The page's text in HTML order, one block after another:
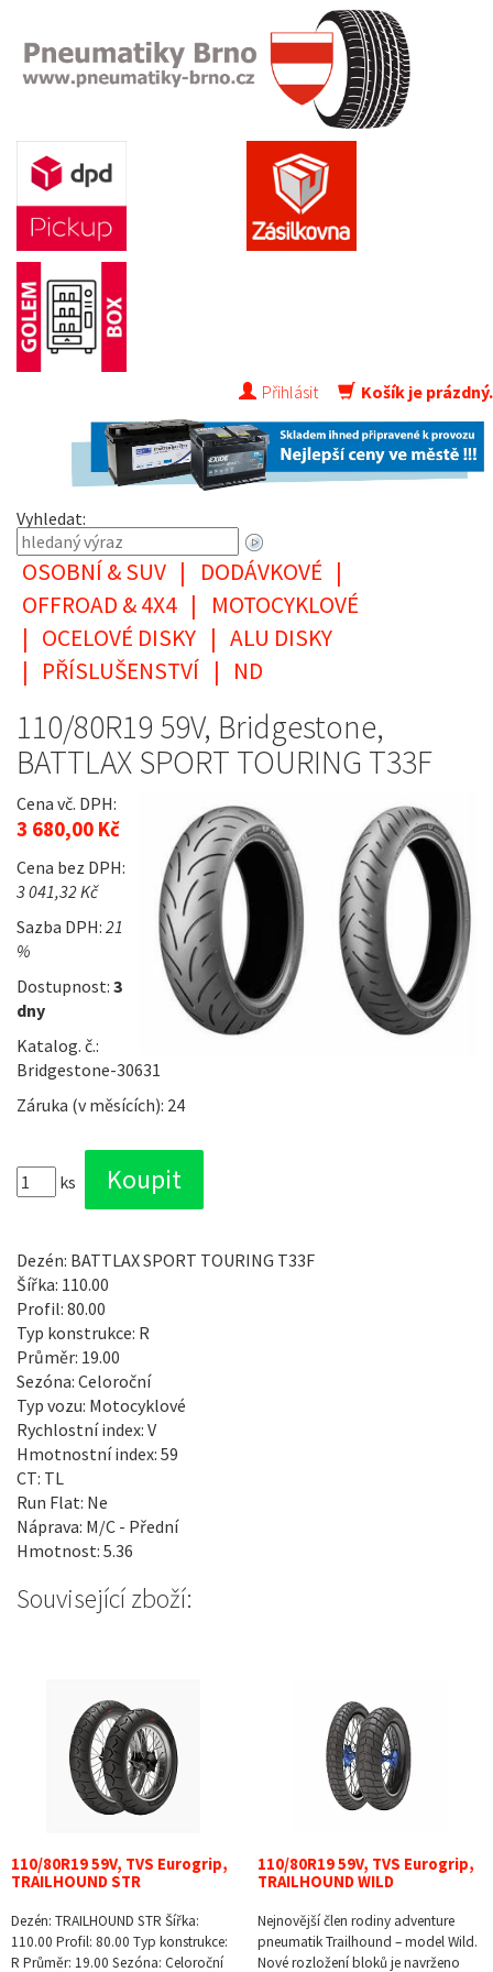
Přihlásit Košík je prázdný.
Vyhledat:
OSOBNÍ & SUV | DODÁVKOVÉ |
OFFROAD & 4X4 |
MOTOCYKLOVÉ
| OCELOVÉ DISKY | ALU DISKY
| PŘÍSLUŠENSTVÍ | ND
110/80R19 59V, Bridgestone,
BATTLAX SPORT TOURING T33F
Cena vč. DPH:
3 680,00 Kč
Cena bez DPH:
3 041,32 Kč
Sazba DPH: 21
%
Dostupnost: 3
dny
Katalog. č.:
Bridgestone-30631
Záruka (v měsících): 24
ks
Dezén: BATTLAX SPORT TOURING T33F
Šířka: 110.00
Profil: 80.00
Typ konstrukce: R
Průměr: 19.00
Sezóna: Celoroční
Typ vozu: Motocyklové
Rychlostní index: V
Hmotnostní index: 59
CT: TL
Run Flat: Ne
Náprava: M/C - Přední
Hmotnost: 5.36
Související zboží:
110/80R19 59V, TVS Eurogrip,
TRAILHOUND STR
Dezén: TRAILHOUND STR Šířka:
110.00 Profil: 80.00 Typ konstrukce:
R Průměr: 19.00 Sezóna: Celoroční
110/80R19 59V, TVS Eurogrip,
TRAILHOUND WILD
Nejnovější člen rodiny adventure
pneumatik Trailhound – model Wild.
Nové rozložení bloků je navrženo